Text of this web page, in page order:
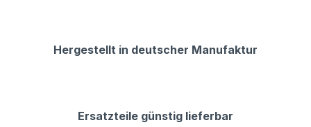
Hergestellt in deutscher Manufaktur
Ersatzteile günstig lieferbar